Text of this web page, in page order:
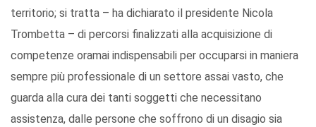
territorio; si tratta – ha dichiarato il presidente Nicola
Trombetta – di percorsi finalizzati alla acquisizione di
competenze oramai indispensabili per occuparsi in maniera
sempre più professionale di un settore assai vasto, che
guarda alla cura dei tanti soggetti che necessitano
assistenza, dalle persone che soffrono di un disagio sia